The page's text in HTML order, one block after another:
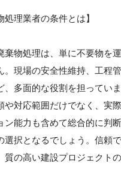
処理業者の条件とは】
棄物処理は、単に不要物を
現場の安全性維持、工程管
、多面的な役割を担ってい
や対応範囲だけでなく、実
能力も含めて総合的に判断
選択となるでしょう。信頼
質の高い建設プロジェクト